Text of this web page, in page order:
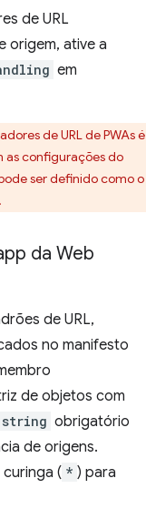
de URL
origem, ative a
em
de URL de PWAs é
configurações do
ser definido como o
.
da Web
de URL,
no manifesto
de objetos com
string obrigatório
de origens.
( * ) para